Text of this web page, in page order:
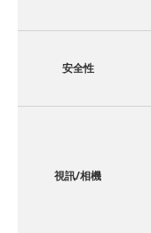
安全性
視訊/相機